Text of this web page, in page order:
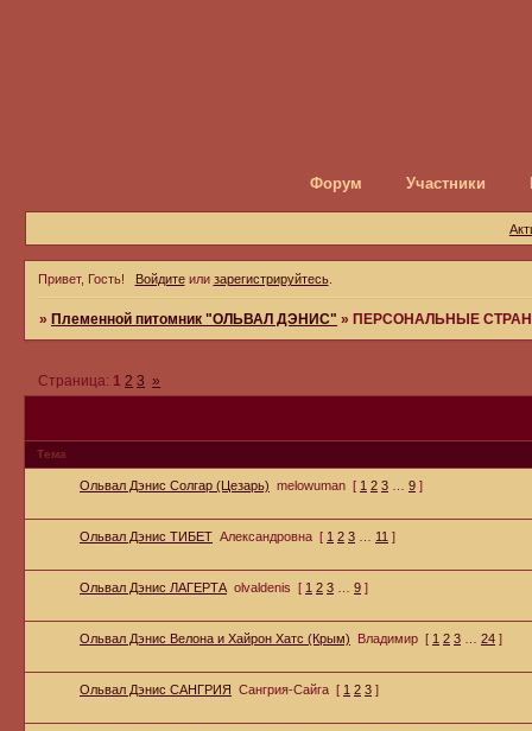
Форум Участники
Привет, Гость! Войдитеили зарегистрируйтесь.
» Племенной питомник "ОЛЬВАЛ ДЭНИС" » ПЕРСОНАЛЬНЫЕ
Страница: 1 2 3 »
Тема
Ольвал Дэнис Солгар (Цезарь) melowuman [ 1 2 3 9 ]
Ольвал Дэнис ТИБЕТ Александровна [ 1 2 3 11 ]
Ольвал Дэнис ЛАГЕРТА olvaldenis [ 1 2 3 9 ]
Ольвал Дэнис Велона и Хайрон Хатс (Крым) Владимир [ 1 2 3 24 ]
Ольвал Дэнис САНГРИЯ Сангрия-Сайга [ 1 2 3 ]